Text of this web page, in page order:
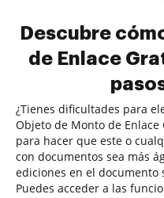
Descubre
de Enlace
¿Tienes dificultades para
Objeto de Monto de Enlace
para hacer que este o
con documentos sea más
ediciones en el documento
Puedes acceder a las